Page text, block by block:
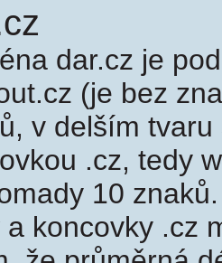
dar.cz je
(je bez
v delším
.cz, tedy
10
a koncovky .cz